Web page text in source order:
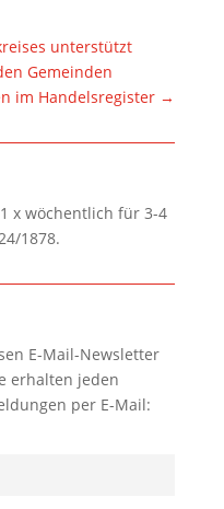
unterstützt
Gemeinden
im Handelsregister →
x wöchentlich für 3-4
1878.
E-Mail-Newsletter
erhalten jeden
per E-Mail: